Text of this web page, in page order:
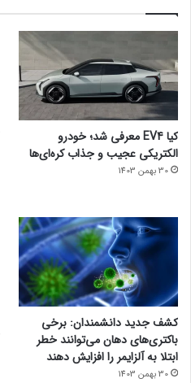
کیا EV4 معرفی شد؛ خودرو
الکتریکی عجیب و جذاب کره‌ای‌ها
30 بهمن 1403
کشف جدید دانشمندان: برخی
باکتری‌های دهان می‌توانند خطر
ابتلا به آلزایمر را افزایش دهند
30 بهمن 1403